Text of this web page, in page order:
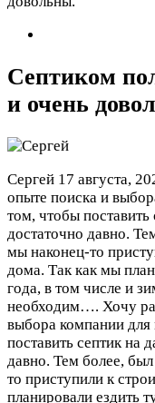
Септиком
и очень
Сергей 17 августа,
опыте поиска и
том, чтобы
достаточно давно.
мы наконец-то
дома. Так как мы
года, в том числе и
необходим…. Хочу
выбора компании
поставить септик на
давно. Тем более,
то приступили к
планировали ездить